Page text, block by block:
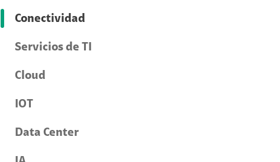
Conectividad
Servicios de TI
Cloud
IOT
Data Center